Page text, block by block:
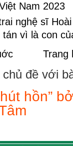
Nam 2023
nghệ sĩ
vì là con
Trang
đề với
hồn”